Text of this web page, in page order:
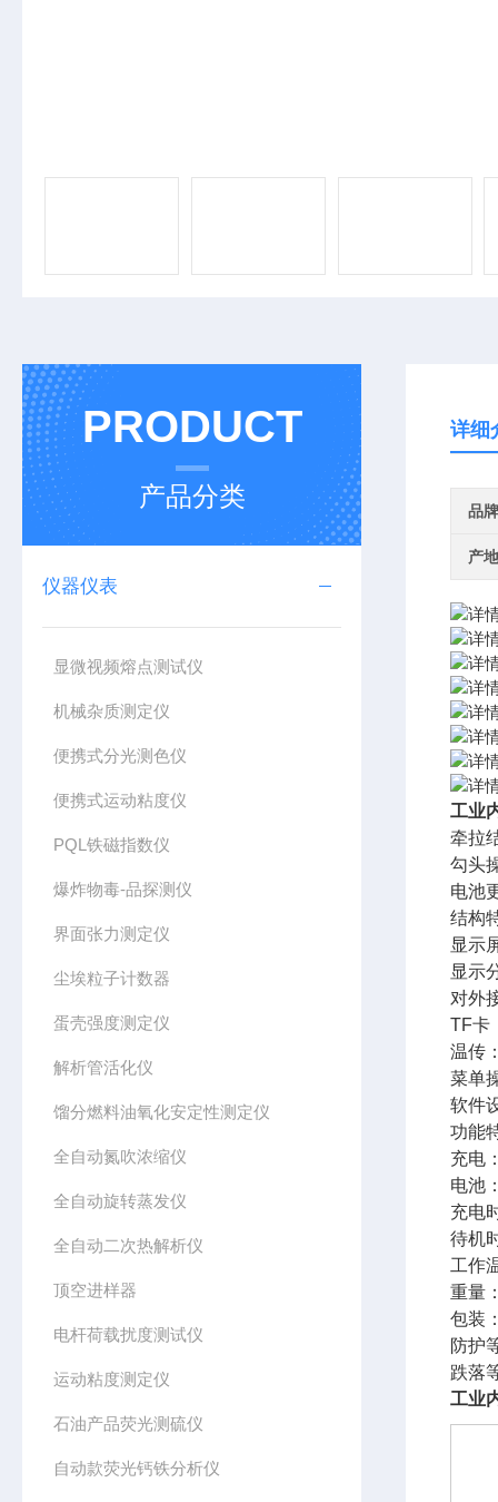
PRODUCT
产品分类
仪器仪表
显微视频熔点测试仪
机械杂质测定仪
便携式分光测色仪
便携式运动粘度仪
PQL铁磁指数仪
爆炸物毒-品探测仪
界面张力测定仪
尘埃粒子计数器
蛋壳强度测定仪
解析管活化仪
馏分燃料油氧化安定性测定仪
全自动氮吹浓缩仪
全自动旋转蒸发仪
全自动二次热解析仪
顶空进样器
电杆荷载扰度测试仪
运动粘度测定仪
石油产品荧光测硫仪
自动款荧光钙铁分析仪
详细
品牌
产
工业
牵拉
勾头
电池
结构
显示
显示
对外
TF卡
温传
菜单
软件
功能
充电
电池
充电
待机
工作
重量
包装
防护
跌落
工业